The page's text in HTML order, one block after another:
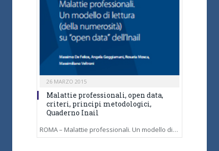
26 MARZO 2015
Malattie professionali, open data,
criteri, principi metodologici,
Quaderno Inail
ROMA – Malattie professionali. Un modello di…